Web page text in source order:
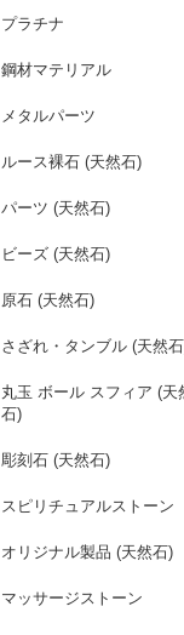
プラチナ
鋼材マテリアル
メタルパーツ
ルース裸石 (天然石)
パーツ (天然石)
ビーズ (天然石)
原石 (天然石)
さざれ・タンブル (天然
丸玉 ボール スフィア (天
石)
彫刻石 (天然石)
スピリチュアルストーン
オリジナル製品 (天然石)
マッサージストーン